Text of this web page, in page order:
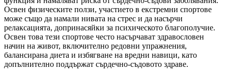
Освен физическите ползи, участието в екстремни спортове
може също да намали нивата на стрес и да насърчи
релаксацията, допринасяйки за психическото благополучие.
Освен това тези спортове често насърчават здравословен
начин на живот, включително редовни упражнения,
балансирана диета и избягване на вредни навици, като
допълнително поддържат сърдечно-съдовото здраве.